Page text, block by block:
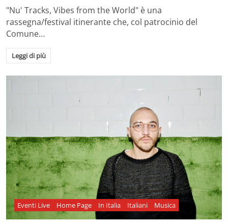
"Nu' Tracks, Vibes from the World" è una
rassegna/festival itinerante che, col patrocinio del
Comune…
Leggi di più
Eventi Live Home Page In Italia Italiani Musica